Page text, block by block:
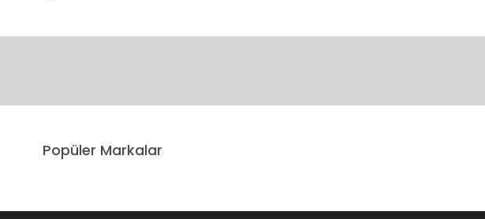
Ürün açıklamasında eksik bilgiler bulunuyor.
Popüler Markalar